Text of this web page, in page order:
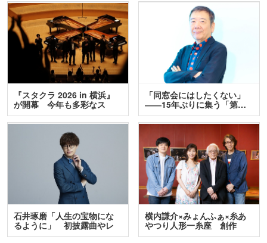
『スタクラ 2026 in 横浜』
が開幕 今年も多彩なス
テ…
「同窓会にはしたくない」
――15年ぶりに集う「第…
石井琢磨「人生の宝物にな
るように」 初披露曲やレ
ア…
横内謙介×みょんふぁ×糸あ
やつり人形一糸座 創作
人…